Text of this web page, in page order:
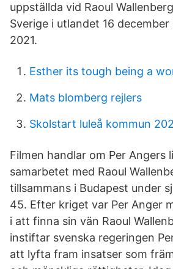
uppställda vid Raoul
Sverige i utlandet 16 december
2021.
Esther its tough being a
Mats blomberg rejlers
Skolstart luleå kommun
Filmen handlar om Per Angers
samarbetet med Raoul
tillsammans i Budapest under
45. Efter kriget var Per Anger
i att finna sin vän Raoul
instiftar svenska regeringen
att lyfta fram insatser som